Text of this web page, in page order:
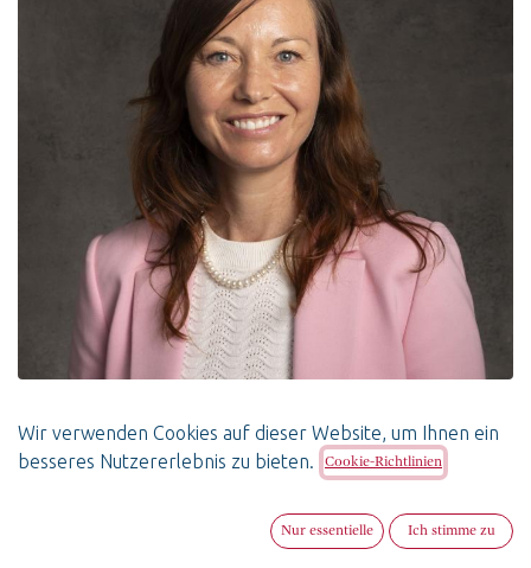
Mylène Thiébaud
Geschäftsführerin SwissBoardForum
Wir verwenden Cookies auf dieser Website, um Ihnen ein
besseres Nutzererlebnis zu bieten.
Cookie-Richtlinien
Nur essentielle Ich stimme zu